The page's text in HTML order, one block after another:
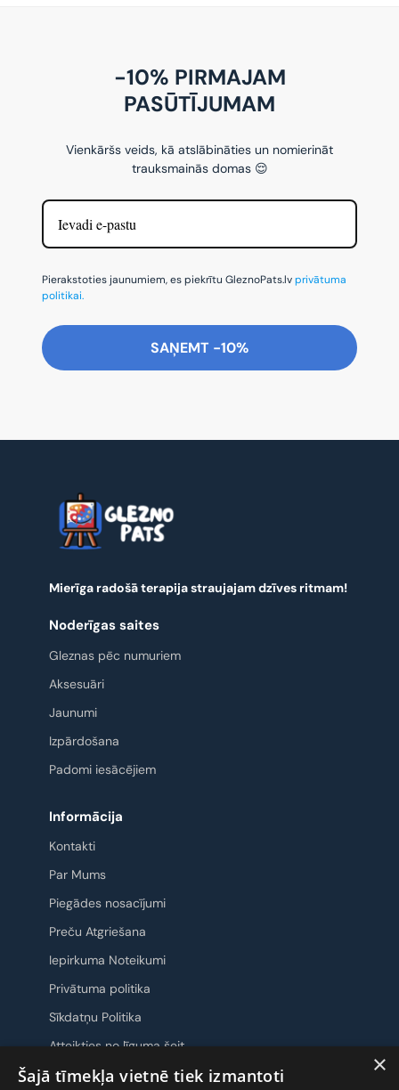
-10% PIRMAJAM
PASŪTĪJUMAM
Vienkāršs veids, kā atslābināties un nomierināt
trauksmainās domas 😌
Pierakstoties jaunumiem, es piekrītu GleznoPats.lvprivātuma
politikai.
SAŅEMT -10%
Mierīga radošā terapija straujajam dzīves ritmam!
Noderīgas saites
Gleznas pēc numuriem
Aksesuāri
Jaunumi
Izpārdošana
Padomi iesācējiem
Informācija
Kontakti
Par Mums
Piegādes nosacījumi
Preču Atgriešana
Iepirkuma Noteikumi
Privātuma politika
Sīkdatņu Politika
Atteikties no līguma šeit
×
Šajā tīmekļa vietnē tiek izmantoti